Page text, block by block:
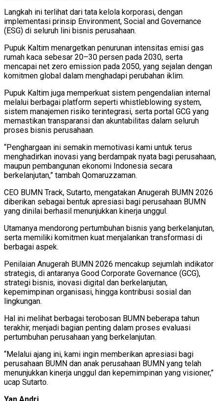
Langkah ini terlihat dari tata kelola korporasi, dengan
implementasi prinsip Environment, Social and Governance
(ESG) di seluruh lini bisnis perusahaan.
Pupuk Kaltim menargetkan penurunan intensitas emisi gas
rumah kaca sebesar 20–30 persen pada 2030, serta
mencapai net zero emission pada 2050, yang sejalan dengan
komitmen global dalam menghadapi perubahan iklim.
Pupuk Kaltim juga memperkuat sistem pengendalian internal
melalui berbagai platform seperti whistleblowing system,
sistem manajemen risiko terintegrasi, serta portal GCG yang
memastikan transparansi dan akuntabilitas dalam seluruh
proses bisnis perusahaan.
“Penghargaan ini semakin memotivasi kami untuk terus
menghadirkan inovasi yang berdampak nyata bagi perusahaan,
maupun pembangunan ekonomi Indonesia secara
berkelanjutan,” tambah Qomaruzzaman.
CEO BUMN Track, Sutarto, mengatakan Anugerah BUMN 2026
diberikan sebagai bentuk apresiasi bagi perusahaan BUMN
yang dinilai berhasil menunjukkan kinerja unggul.
Utamanya mendorong pertumbuhan bisnis yang berkelanjutan,
serta memiliki komitmen kuat menjalankan transformasi di
berbagai aspek.
Penilaian Anugerah BUMN 2026 mencakup sejumlah indikator
strategis, di antaranya Good Corporate Governance (GCG),
strategi bisnis, inovasi digital dan berkelanjutan,
kepemimpinan organisasi, hingga kontribusi sosial dan
lingkungan.
Hal ini melihat berbagai terobosan BUMN beberapa tahun
terakhir, menjadi bagian penting dalam proses evaluasi
pertumbuhan perusahaan yang berkelanjutan.
“Melalui ajang ini, kami ingin memberikan apresiasi bagi
perusahaan BUMN dan anak perusahaan BUMN yang telah
menunjukkan kinerja unggul dan kepemimpinan yang visioner,”
ucap Sutarto.
Yan Andri